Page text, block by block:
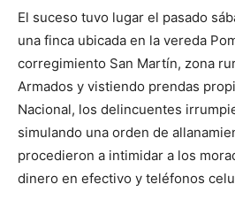
El suceso tuvo lugar el pasado
una finca ubicada en la vereda
corregimiento San Martín, zona
Armados y vistiendo prendas
Nacional, los delincuentes
simulando una orden de
procedieron a intimidar a los
dinero en efectivo y teléfonos